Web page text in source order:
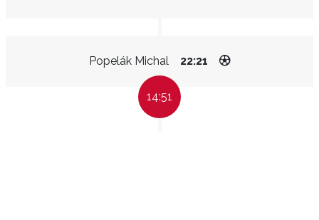
Popelák Michal 22:21
14:51